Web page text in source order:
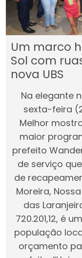
Um marco
Sol com
nova UBS
Na elegante
sexta-feira
Melhor
maior
prefeito
de serviço
de
Moreira,
das
720.201,12, é
população
orçamento